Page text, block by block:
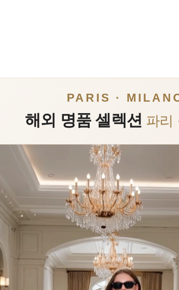
PARIS ·
해외 명품 셀렉션 파리